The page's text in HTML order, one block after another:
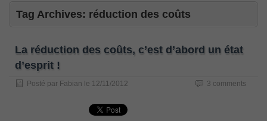
Tag Archives: réduction des coûts
La réduction des coûts, c’est d’abord un état
d’esprit !
Posté par Fabian le 12/11/2012 3 comments